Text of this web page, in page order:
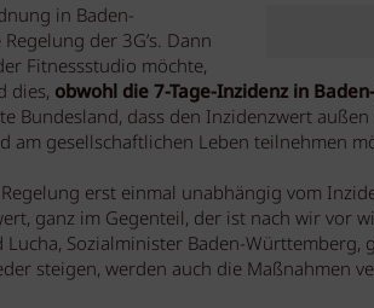
in Baden-
der 3G’s. Dann
Fitnessstudio möchte,
dies, obwohl die 7-Tage-Inzidenz in
Bundesland, dass den Inzidenzwert
am gesellschaftlichen Leben teilnehmen
erst einmal unabhängig vom
ganz im Gegenteil, der ist nach wir vor
Sozialminister Baden-Württemberg,
steigen, werden auch die Maßnahmen